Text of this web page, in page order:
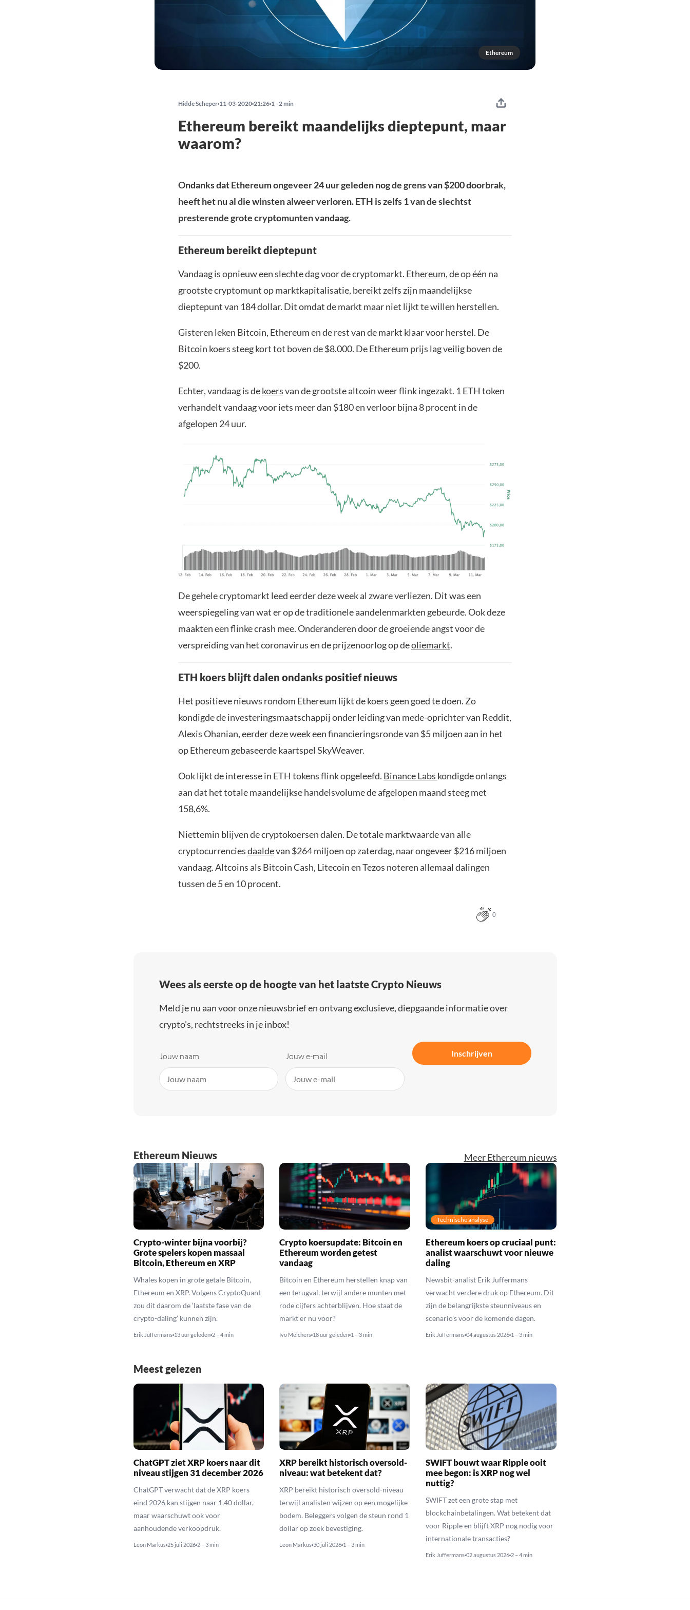
Ethereum
Hidde Scheper 11-03-2020 21:26 1 - 2 min
Ethereum bereikt maandelijks dieptepunt, maar
waarom?
Ondanks dat Ethereum ongeveer 24 uur geleden nog de grens van $200 doorbrak,
heeft het nu al die winsten alweer verloren. ETH is zelfs 1 van de slechtst
presterende grote cryptomunten vandaag.
Ethereum bereikt dieptepunt
Vandaag is opnieuw een slechte dag voor de cryptomarkt. Ethereum, de op één na
grootste cryptomunt op marktkapitalisatie, bereikt zelfs zijn maandelijkse
dieptepunt van 184 dollar. Dit omdat de markt maar niet lijkt te willen herstellen.
Gisteren leken Bitcoin, Ethereum en de rest van de markt klaar voor herstel. De
Bitcoin koers steeg kort tot boven de $8.000. De Ethereum prijs lag veilig boven de
$200.
Echter, vandaag is dekoersvan de grootste altcoin weer flink ingezakt. 1 ETH token
verhandelt vandaag voor iets meer dan $180 en verloor bijna 8 procent in de
afgelopen 24 uur.
De gehele cryptomarkt leed eerder deze week al zware verliezen. Dit was een
weerspiegeling van wat er op de traditionele aandelenmarkten gebeurde. Ook deze
maakten een flinke crash mee. Onderanderen door de groeiende angst voor de
verspreiding van het coronavirus en de prijzenoorlog op deoliemarkt.
ETH koers blijft dalen ondanks positief nieuws
Het positieve nieuws rondom Ethereum lijkt de koers geen goed te doen. Zo
kondigde de investeringsmaatschappij onder leiding van mede-oprichter van Reddit,
Alexis Ohanian, eerder deze week een financieringsronde van $5 miljoen aan in het
op Ethereum gebaseerde kaartspel SkyWeaver.
Ook lijkt de interesse in ETH tokens flink opgeleefd. Binance Labs kondigde onlangs
aan dat het totale maandelijkse handelsvolume de afgelopen maand steeg met
158,6%.
Niettemin blijven de cryptokoersen dalen. De totale marktwaarde van alle
cryptocurrenciesdaaldevan $264 miljoen op zaterdag, naar ongeveer $216 miljoen
vandaag. Altcoins als Bitcoin Cash, Litecoin en Tezos noteren allemaal dalingen
tussen de 5 en 10 procent.
0
Wees als eerste op de hoogte van het laatste Crypto Nieuws
Meld je nu aan voor onze nieuwsbrief en ontvang exclusieve, diepgaande informatie over
crypto’s, rechtstreeks in je inbox!
Jouw naam Jouw e-mail Inschrijven
Ethereum Nieuws Meer Ethereum nieuws
Crypto-winter bijna voorbij?
Grote spelers kopen massaal
Bitcoin, Ethereum en XRP
Whales kopen in grote getale Bitcoin,
Ethereum en XRP. Volgens CryptoQuant
zou dit daarom de ‘laatste fase van de
crypto-daling’ kunnen zijn.
Erik Juffermans 13 uur geleden 2 – 4 min
Crypto koersupdate: Bitcoin en
Ethereum worden getest
vandaag
Bitcoin en Ethereum herstellen knap van
een terugval, terwijl andere munten met
rode cijfers achterblijven. Hoe staat de
markt er nu voor?
Ivo Melchers 18 uur geleden 1 – 3 min
Technische analyse
Ethereum koers op cruciaal punt:
analist waarschuwt voor nieuwe
daling
Newsbit-analist Erik Juffermans
verwacht verdere druk op Ethereum. Dit
zijn de belangrijkste steunniveaus en
scenario’s voor de komende dagen.
Erik Juffermans 04 augustus 2026 1 – 3 min
Meest gelezen
ChatGPT ziet XRP koers naar dit
niveau stijgen 31 december 2026
ChatGPT verwacht dat de XRP koers
eind 2026 kan stijgen naar 1,40 dollar,
maar waarschuwt ook voor
aanhoudende verkoopdruk.
Leon Markus 25 juli 2026 2 – 3 min
XRP bereikt historisch oversold-
niveau: wat betekent dat?
XRP bereikt historisch oversold-niveau
terwijl analisten wijzen op een mogelijke
bodem. Beleggers volgen de steun rond 1
dollar op zoek bevestiging.
Leon Markus 30 juli 2026 1 – 3 min
SWIFT bouwt waar Ripple ooit
mee begon: is XRP nog wel
nuttig?
SWIFT zet een grote stap met
blockchainbetalingen. Wat betekent dat
voor Ripple en blijft XRP nog nodig voor
internationale transacties?
Erik Juffermans 02 augustus 2026 2 – 4 min